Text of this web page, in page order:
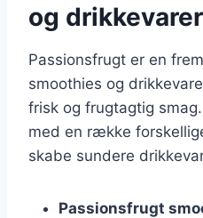
og drikkevarer
Passionsfrugt er en
smoothies og
frisk og frugtagtig
med en række
skabe sundere
Passionsfrugt